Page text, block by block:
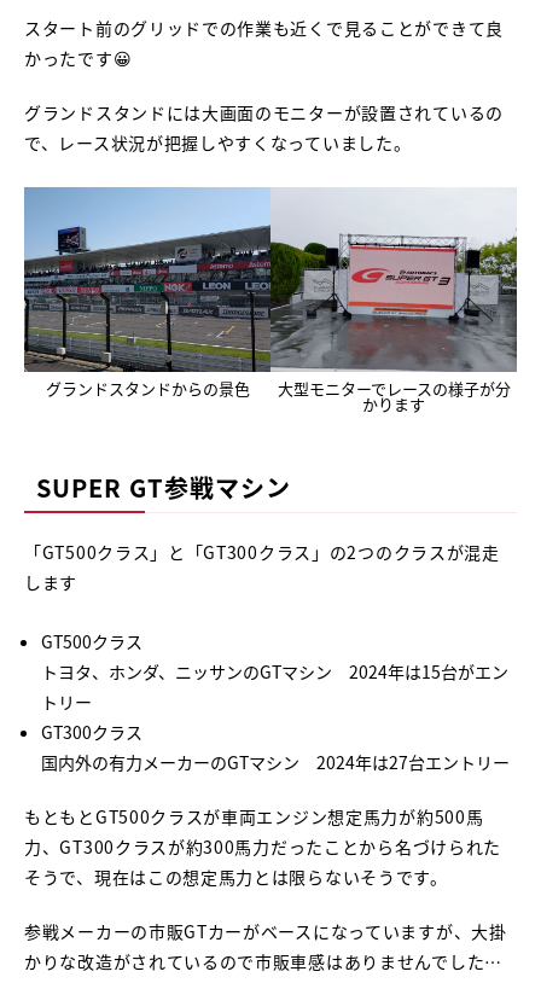
スタート前のグリッドでの作業も近くで見ることができて良
かったです😀
グランドスタンドには大画面のモニターが設置されているの
で、レース状況が把握しやすくなっていました。
グランドスタンドからの景色 大型モニターでレースの様子が分
かります
SUPER GT参戦マシン
「GT500クラス」と「GT300クラス」の2つのクラスが混走
します
GT500クラス
トヨタ、ホンダ、ニッサンのGTマシン 2024年は15台がエン
トリー
GT300クラス
国内外の有力メーカーのGTマシン 2024年は27台エントリー
もともとGT500クラスが車両エンジン想定馬力が約500馬
力、GT300クラスが約300馬力だったことから名づけられた
そうで、現在はこの想定馬力とは限らないそうです。
参戦メーカーの市販GTカーがベースになっていますが、大掛
かりな改造がされているので市販車感はありませんでした…